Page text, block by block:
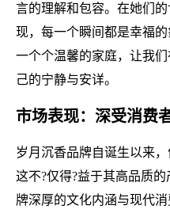
言的理解和包容。在她们
现，每一个瞬间都是幸福
一个个温馨的家庭，让我
己的宁静与安详。
市场表现：深受消费
岁月沉香品牌自诞生以来
这不?仅得?益于其高品质
牌深厚的文化内涵与现代消